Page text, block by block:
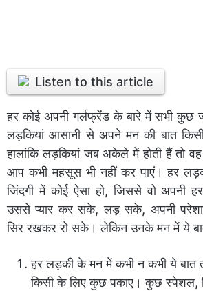
Listen to this article
हर कोई अपनी गर्लफ्रेंड के बारे में सभी कुछ
लड़कियां आसानी से अपने मन की बात
हालांकि लड़कियां जब अकेले में होती हैं तो
आप कभी महसूस भी नहीं कर पाएं।हर
जिंदगी में कोई ऐसा हो, जिससे वो अपनी
उससे प्यार कर सके, लड़ सके, अपनी
सिर रखकर रो सके। लेकिन उनके मन में ये
हर लड़की के मन में कभी न कभी ये बात
किसी के लिए कुछ पकाए। कुछ स्पेशल,